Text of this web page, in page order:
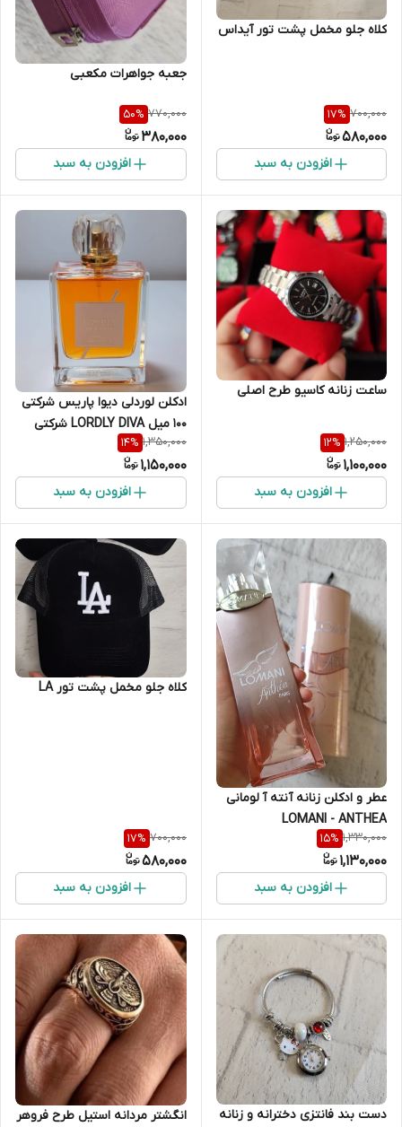
کلاه جلو مخمل پشت تور آیداس
700,000
17%
580,000
افزودن به سبد
جعبه جواهرات مکعبی
770,000
50%
380,000
افزودن به سبد
ساعت زنانه کاسیو طرح اصلی
1,250,000
12%
1,100,000
افزودن به سبد
ادکلن لوردلی دیوا پاریس شرکتی
100 میل LORDLY DIVA شرکتی
PARFUM
1,350,000
14%
1,150,000
افزودن به سبد
عطر و ادکلن زنانه آنته آ لومانی
LOMANI - ANTHEA
1,330,000
15%
1,130,000
افزودن به سبد
کلاه جلو مخمل پشت تور LA
700,000
17%
580,000
افزودن به سبد
دست بند فانتزی دخترانه و زنانه انگشتر مردانه استیل طرح فروهر